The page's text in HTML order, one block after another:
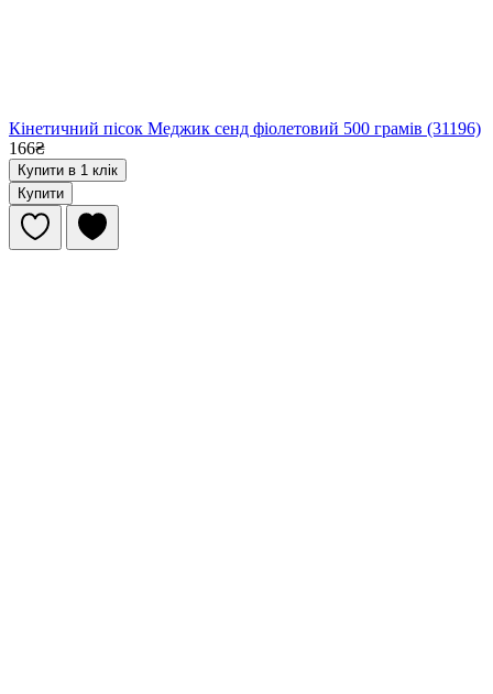
Кінетичний пісок Меджик сенд фіолетовий 500 грамів (31196)
166₴
Купити в 1 клік
Купити